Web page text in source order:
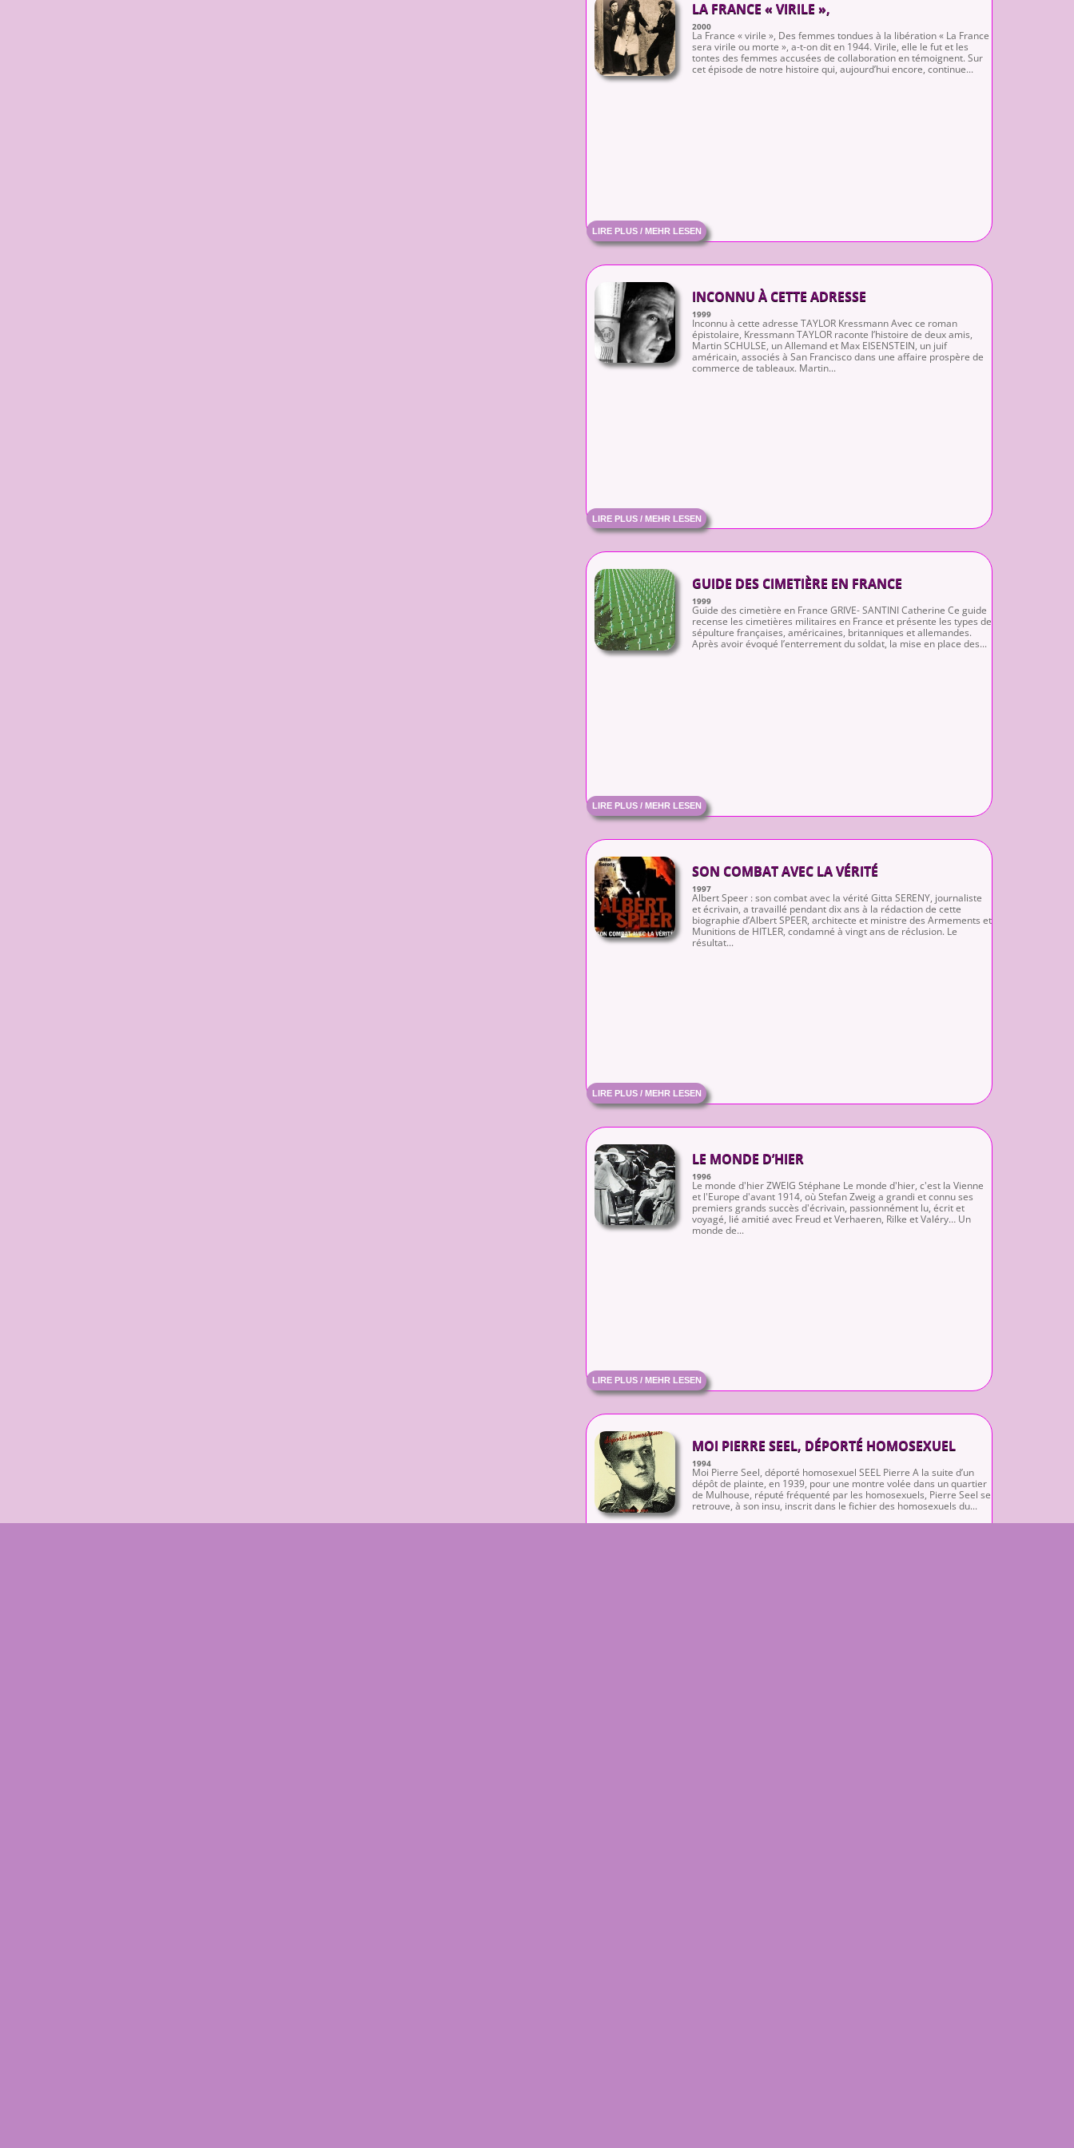
LA FRANCE « VIRILE »,
2000
La France « virile », Des femmes tondues à la libération « La France
sera virile ou morte », a-t-on dit en 1944. Virile, elle le fut et les
tontes des femmes accusées de collaboration en témoignent. Sur
cet épisode de notre histoire qui, aujourd’hui encore, continue...
LIRE PLUS / MEHR LESEN
INCONNU À CETTE ADRESSE
1999
Inconnu à cette adresse TAYLOR Kressmann Avec ce roman
épistolaire, Kressmann TAYLOR raconte l’histoire de deux amis,
Martin SCHULSE, un Allemand et Max EISENSTEIN, un juif
américain, associés à San Francisco dans une affaire prospère de
commerce de tableaux. Martin...
LIRE PLUS / MEHR LESEN
GUIDE DES CIMETIÈRE EN FRANCE
1999
Guide des cimetière en France GRIVE- SANTINI Catherine Ce guide
recense les cimetières militaires en France et présente les types de
sépulture françaises, américaines, britanniques et allemandes.
Après avoir évoqué l’enterrement du soldat, la mise en place des...
LIRE PLUS / MEHR LESEN
SON COMBAT AVEC LA VÉRITÉ
1997
Albert Speer : son combat avec la vérité Gitta SERENY, journaliste
et écrivain, a travaillé pendant dix ans à la rédaction de cette
biographie d’Albert SPEER, architecte et ministre des Armements et
Munitions de HITLER, condamné à vingt ans de réclusion. Le
résultat...
LIRE PLUS / MEHR LESEN
LE MONDE D’HIER
1996
Le monde d'hier ZWEIG Stéphane Le monde d'hier, c'est la Vienne
et l'Europe d'avant 1914, où Stefan Zweig a grandi et connu ses
premiers grands succès d'écrivain, passionnément lu, écrit et
voyagé, lié amitié avec Freud et Verhaeren, Rilke et Valéry… Un
monde de...
LIRE PLUS / MEHR LESEN
MOI PIERRE SEEL, DÉPORTÉ HOMOSEXUEL
1994
Moi Pierre Seel, déporté homosexuel SEEL Pierre A la suite d’un
dépôt de plainte, en 1939, pour une montre volée dans un quartier
de Mulhouse, réputé fréquenté par les homosexuels, Pierre Seel se
retrouve, à son insu, inscrit dans le fichier des homosexuels du...